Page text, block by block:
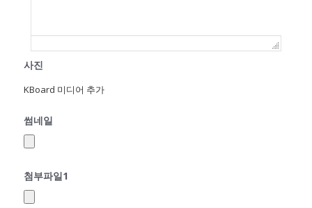
사진
KBoard 미디어 추가
썸네일
첨부파일1